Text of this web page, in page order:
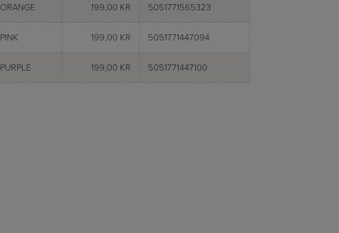
ORANGE 199,00 KR 5051771565323
PINK 199,00 KR 5051771447094
PURPLE 199,00 KR 5051771447100